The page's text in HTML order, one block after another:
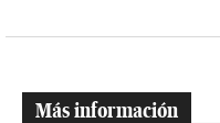
Más información